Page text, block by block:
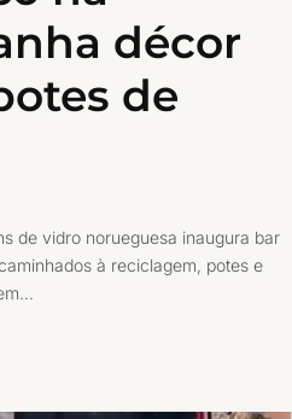
décor
de
de vidro norueguesa inaugura bar
à reciclagem, potes e